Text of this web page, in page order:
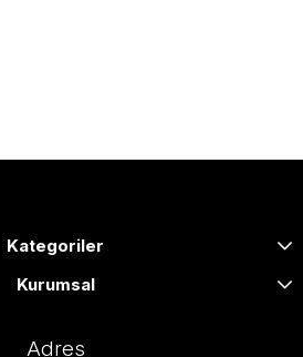
Kategoriler
Kurumsal
Adres